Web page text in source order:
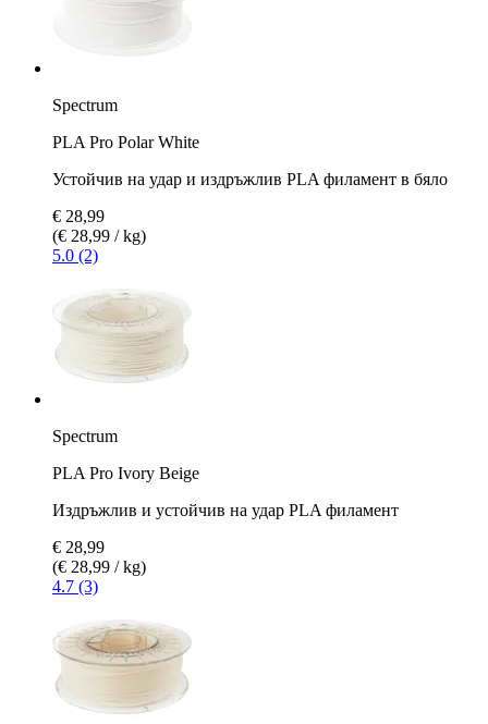
Spectrum
PLA Pro Polar White
Устойчив на удар и издръжлив PLA филамент в бяло
€ 28,99
(€ 28,99 / kg)
5.0 (2)
Spectrum
PLA Pro Ivory Beige
Издръжлив и устойчив на удар PLA филамент
€ 28,99
(€ 28,99 / kg)
4.7 (3)